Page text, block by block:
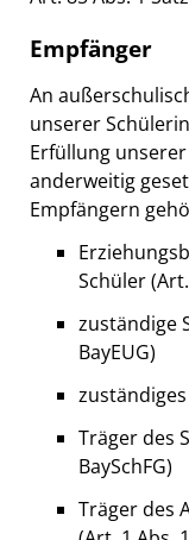
Empfänger
An
unserer
Erfüllung
anderweitig
Empfängern
Schüler
zuständige
BayEUG)
zuständiges
Träger des
BaySchFG)
Träger des